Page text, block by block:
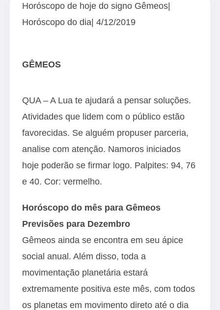
Horóscopo de hoje do signo Gêmeos|
Horóscopo do dia| 4/12/2019
GÊMEOS
QUA – A Lua te ajudará a pensar soluções.
Atividades que lidem com o público estão
favorecidas. Se alguém propuser parceria,
analise com atenção. Namoros iniciados
hoje poderão se firmar logo. Palpites: 94, 76
e 40. Cor: vermelho.
Horóscopo do mês para Gêmeos
Previsões para Dezembro
Gêmeos ainda se encontra em seu ápice
social anual. Além disso, toda a
movimentação planetária estará
extremamente positiva este mês, com todos
os planetas em movimento direto até o dia